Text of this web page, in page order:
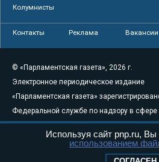
Колумнисты
Контакты Реклама Вакансии
© «Парламентская газета», 2026 г.
Электронное периодическое издание
«Парламентская газета»
Федеральной службе по надзору в сфере
связи, информационных технологий и
массовых коммуникаций
Используя сайт pnp.ru, Вы
использованием